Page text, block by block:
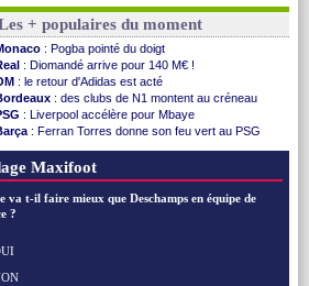
Nantes: Der Zakarian et sa relation avec Kita
OM: le club prêt à libérer Kondogbia ?
Monaco: le message touchant d'Akliouche
FIFA: Tebas en remet une couche
FIFA : l'UEFA maintient la pression
PSG: Tebas encense Luis Enrique
Real: Vinicius jusqu'en 2032 (officiel)
Lyon: Mangala va rejoindre Getafe
OM: une offre refusée pour Aguerd
Troyes: Junior Diaz jusqu'en 2030 (officiel)
OM : une offre pour Bulka
PSG
Arsenal
+ populaires du moment
: Pogba pointé du doigt
: Diomandé arrive pour 140 M€ !
: le retour d'Adidas est acté
: des clubs de N1 montent au créneau
: Liverpool accélère pour Mbaye
: Ferran Torres donne son feu vert au PSG
City: Rodri préfère le Barça au Real !
Maxifoot
va t-il faire mieux que Deschamps en équipe de
?